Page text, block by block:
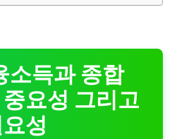
소득과 종합
요성 그리고
성